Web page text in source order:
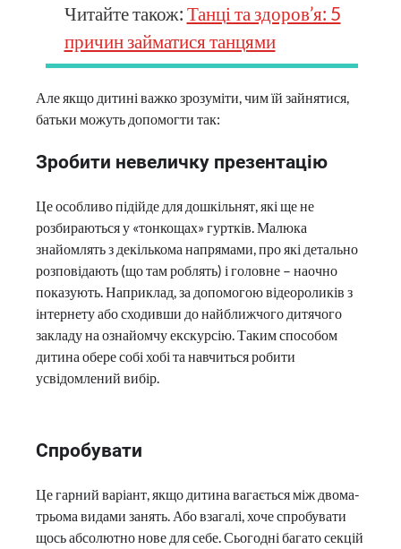
Читайте також: Танці та здоров’я: 5
причин займатися танцями
Але якщо дитині важко зрозуміти, чим їй зайнятися,
батьки можуть допомогти так:
Зробити невеличку презентацію
Це особливо підійде для дошкільнят, які ще не
розбираються у «тонкощах» гуртків. Малюка
знайомлять з декількома напрямами, про які детально
розповідають (що там роблять) і головне – наочно
показують. Наприклад, за допомогою відеороликів з
інтернету або сходивши до найближчого дитячого
закладу на ознайомчу екскурсію. Таким способом
дитина обере собі хобі та навчиться робити
усвідомлений вибір.
Спробувати
Це гарний варіант, якщо дитина вагається між двома-
трьома видами занять. Або взагалі, хоче спробувати
щось абсолютно нове для себе. Сьогодні багато секцій